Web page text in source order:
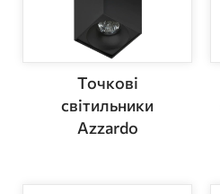
Точкові
світильники
Azzardo